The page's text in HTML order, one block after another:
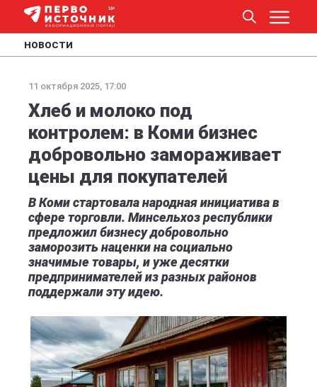
НОВОСТИ
11 октября 2025, 17:00
Хлеб и молоко под
контролем: в Коми бизнес
добровольно замораживает
цены для покупателей
В Коми стартовала народная инициатива в
сфере торговли. Минсельхоз республики
предложил бизнесу добровольно
заморозить наценки на социально
значимые товары, и уже десятки
предпринимателей из разных районов
поддержали эту идею.